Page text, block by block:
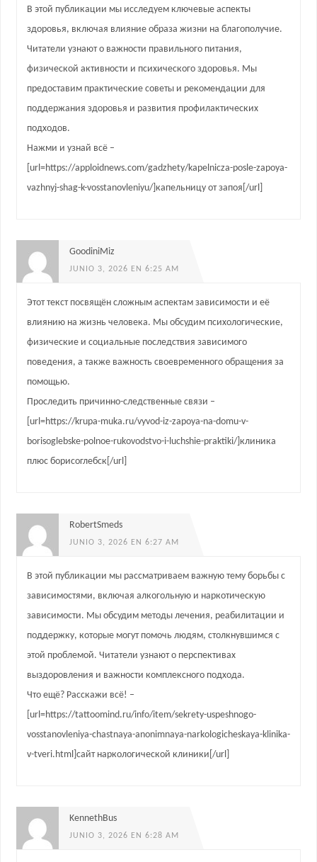
В этой публикации мы исследуем ключевые аспекты
здоровья, включая влияние образа жизни на благополучие.
Читатели узнают о важности правильного питания,
физической активности и психического здоровья. Мы
предоставим практические советы и рекомендации для
поддержания здоровья и развития профилактических
подходов.
Нажми и узнай всё –
[url=https://apploidnews.com/gadzhety/kapelnicza-posle-zapoya-
vazhnyj-shag-k-vosstanovleniyu/]капельницу от запоя[/url]
GoodiniMiz
JUNIO 3, 2026 EN 6:25 AM
Этот текст посвящён сложным аспектам зависимости и её
влиянию на жизнь человека. Мы обсудим психологические,
физические и социальные последствия зависимого
поведения, а также важность своевременного обращения за
помощью.
Проследить причинно-следственные связи –
[url=https://krupa-muka.ru/vyvod-iz-zapoya-na-domu-v-
borisoglebske-polnoe-rukovodstvo-i-luchshie-praktiki/]клиника
плюс борисоглебск[/url]
RobertSmeds
JUNIO 3, 2026 EN 6:27 AM
В этой публикации мы рассматриваем важную тему борьбы с
зависимостями, включая алкогольную и наркотическую
зависимости. Мы обсудим методы лечения, реабилитации и
поддержку, которые могут помочь людям, столкнувшимся с
этой проблемой. Читатели узнают о перспективах
выздоровления и важности комплексного подхода.
Что ещё? Расскажи всё! –
[url=https://tattoomind.ru/info/item/sekrety-uspeshnogo-
vosstanovleniya-chastnaya-anonimnaya-narkologicheskaya-klinika-
v-tveri.html]сайт наркологической клиники[/url]
KennethBus
JUNIO 3, 2026 EN 6:28 AM